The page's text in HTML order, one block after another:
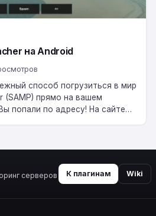
на Android
способ погрузиться в мир
(SAMP) прямо на вашем
попали по адресу! На сайте
серверов
К плагинам Wiki